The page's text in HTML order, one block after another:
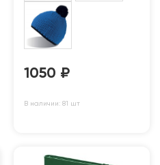
1050 ₽
В наличии: 81 шт